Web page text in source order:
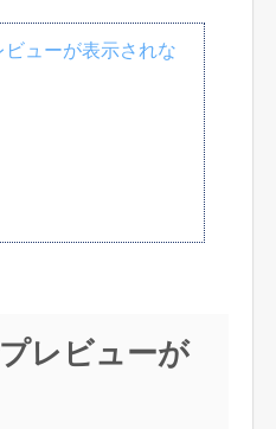
ューが表示されな
レビューが